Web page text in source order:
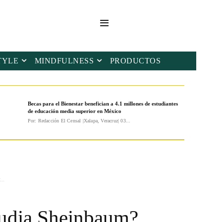
MINDFULNESS PRODUCTOS
Becas para el Bienestar benefician a 4.1 millones de estudiantes
de educación media superior en México
Por: Redacción El Censal |Xalapa, Veracruz| 03...
Sheinbaum?